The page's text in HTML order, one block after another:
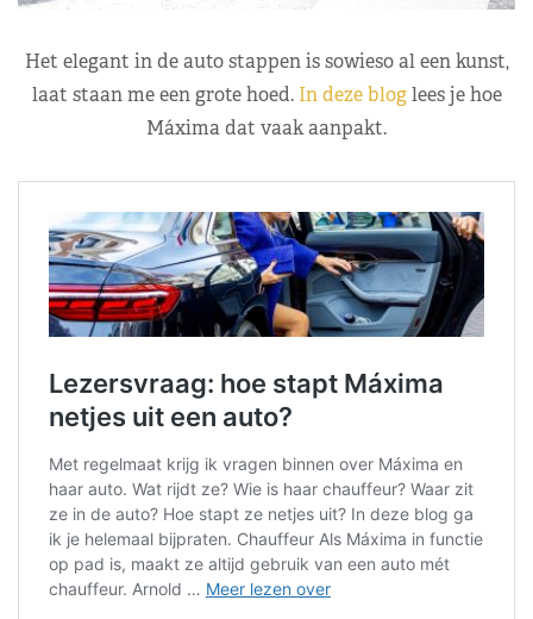
Het elegant in de auto stappen is sowieso al een kunst,
laat staan me een grote hoed. In deze bloglees je hoe
Máxima dat vaak aanpakt.